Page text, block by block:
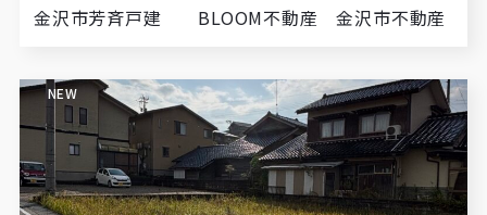
金沢市芳斉戸建 BLOOM不動産 金沢市不動産
NEW